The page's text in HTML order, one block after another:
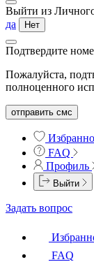
Выйти из
да
Нет
Подтвердите
Пожалуйста,
полноценного
отправить смс
FAQ
Профиль
Выйти
Задать вопрос
FAQ